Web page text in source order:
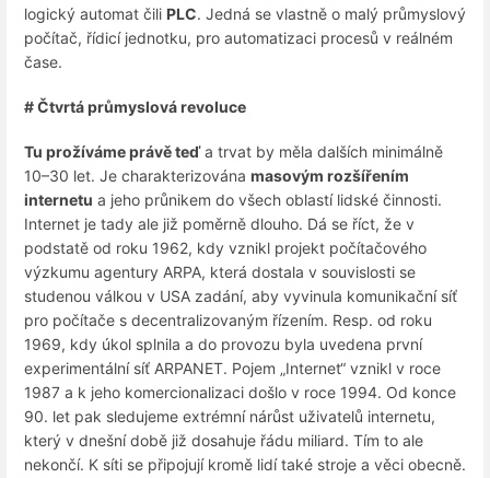
logický automat čili PLC. Jedná se vlastně o malý průmyslový
počítač, řídicí jednotku, pro automatizaci procesů v reálném
čase.
# Čtvrtá průmyslová revoluce
Tu prožíváme právě teďa trvat by měla dalších minimálně
10–30 let. Je charakterizována masovým rozšířením
internetu a jeho průnikem do všech oblastí lidské činnosti.
Internet je tady ale již poměrně dlouho. Dá se říct, že v
podstatě od roku 1962, kdy vznikl projekt počítačového
výzkumu agentury ARPA, která dostala v souvislosti se
studenou válkou v USA zadání, aby vyvinula komunikační síť
pro počítače s decentralizovaným řízením. Resp. od roku
1969, kdy úkol splnila a do provozu byla uvedena první
experimentální síť ARPANET. Pojem „Internet“ vznikl v roce
1987 a k jeho komercionalizaci došlo v roce 1994. Od konce
90. let pak sledujeme extrémní nárůst uživatelů internetu,
který v dnešní době již dosahuje řádu miliard. Tím to ale
nekončí. K síti se připojují kromě lidí také stroje a věci obecně.